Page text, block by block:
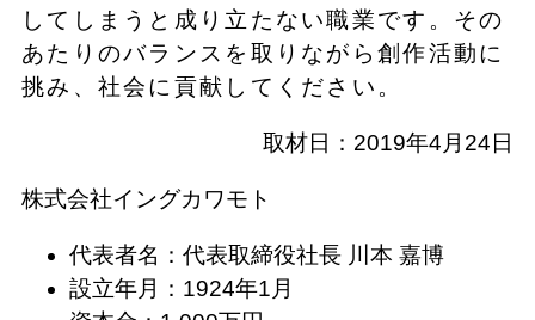
してしまうと成り立たない職業です。その
あたりのバランスを取りながら創作活動に
挑み、社会に貢献してください。
取材日：2019年4月24日
株式会社イングカワモト
代表者名：代表取締役社長 川本 嘉博
設立年月：1924年1月